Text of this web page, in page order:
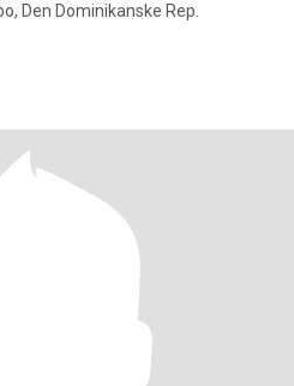
Den Dominikanske Rep.